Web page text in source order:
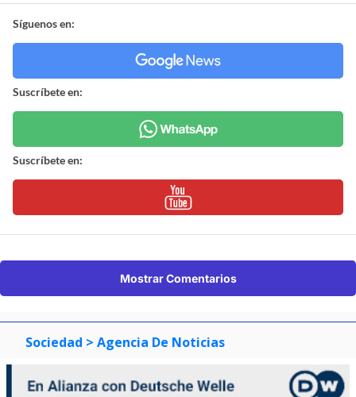
Síguenos en:
Suscríbete en:
Suscríbete en:
Mostrar Comentarios
Sociedad > Agencia De Noticias